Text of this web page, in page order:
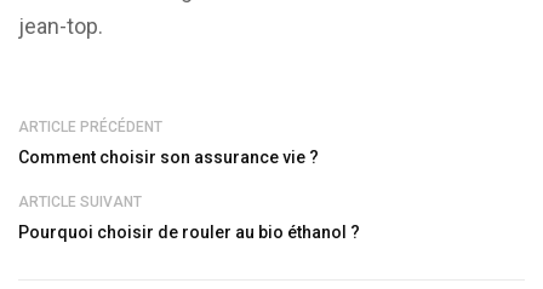
jean-top.
ARTICLE PRÉCÉDENT
Comment choisir son assurance vie ?
ARTICLE SUIVANT
Pourquoi choisir de rouler au bio éthanol ?